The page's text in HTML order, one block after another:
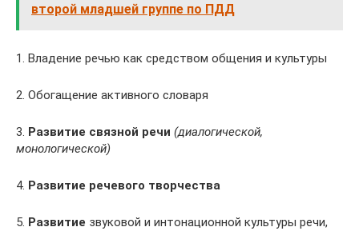
второй младшей группе по ПДД
1. Владение речью как средством общения и культуры
2. Обогащение активного словаря
3. Развитие связной речи (диалогической,
монологической)
4. Развитие речевого творчества
5. Развитие звуковой и интонационной культуры речи,